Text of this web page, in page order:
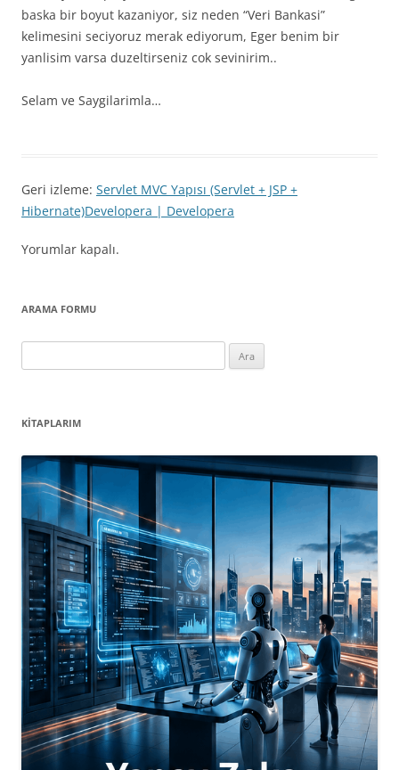
baska bir boyut kazaniyor, siz neden “Veri Bankasi”
kelimesini seciyoruz merak ediyorum, Eger benim bir
yanlisim varsa duzeltirseniz cok sevinirim..
Selam ve Saygilarimla…
Geri izleme: Servlet MVC Yapısı (Servlet + JSP +
Hibernate)Developera | Developera
Yorumlar kapalı.
ARAMA FORMU
KITAPLARIM